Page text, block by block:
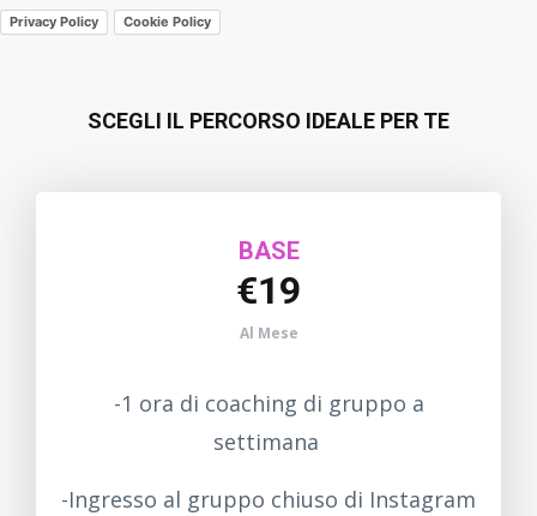
Privacy Policy Cookie Policy
SCEGLI IL PERCORSO IDEALE PER TE
BASE
€19
Al Mese
-1 ora di coaching di gruppo a
settimana
-Ingresso al gruppo chiuso di Instagram